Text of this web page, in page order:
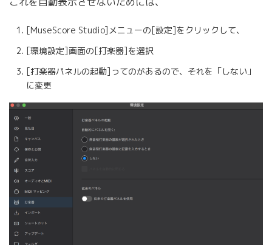
[MuseScore Studio]メニューの[設定]をクリックして、
[環境設定]画面の[打楽器]を選択
[打楽器パネルの起動]ってのがあるので、それを「しない」
に変更